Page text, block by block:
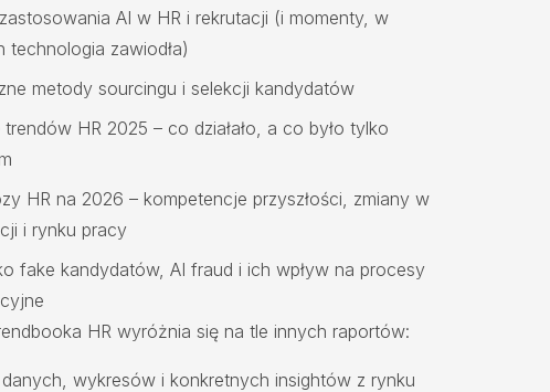
AI w HR i rekrutacji (i momenty, w
technologia zawiodła)
metody sourcingu i selekcji kandydatów
trendów HR 2025 – co działało, a co było tylko
HR na 2026 – kompetencje przyszłości, zmiany w
i rynku pracy
fake kandydatów, AI fraud i ich wpływ na procesy
HR wyróżnia się na tle innych raportów:
wykresów i konkretnych insightów z rynku